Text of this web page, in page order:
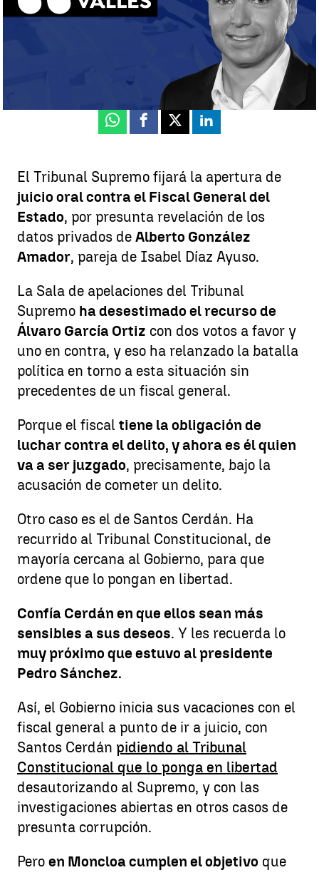
30 de julio de 2025, 21:42
Whatsapp
Facebook
X Linkedin
El Tribunal Supremo fijará la apertura de
juicio oral contra el Fiscal General del
Estado, por presunta revelación de los
datos privados de Alberto González
Amador, pareja de Isabel Díaz Ayuso.
La Sala de apelaciones del Tribunal
Supremo ha desestimado el recurso de
Álvaro García Ortiz con dos votos a favor y
uno en contra, y eso ha relanzado la batalla
política en torno a esta situación sin
precedentes de un fiscal general.
Porque el fiscal tiene la obligación de
luchar contra el delito, y ahora es él quien
va a ser juzgado, precisamente, bajo la
acusación de cometer un delito.
Otro caso es el de Santos Cerdán. Ha
recurrido al Tribunal Constitucional, de
mayoría cercana al Gobierno, para que
ordene que lo pongan en libertad.
Confía Cerdán en que ellos sean más
sensibles a sus deseos. Y les recuerda lo
muy próximo que estuvo al presidente
Pedro Sánchez.
Así, el Gobierno inicia sus vacaciones con el
fiscal general a punto de ir a juicio, con
Santos Cerdán pidiendo al Tribunal
Constitucional que lo ponga en libertad
desautorizando al Supremo, y con las
investigaciones abiertas en otros casos de
presunta corrupción.
Pero en Moncloa cumplen el objetivo que